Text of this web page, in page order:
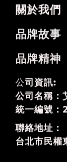
關於我們
品牌故事
品牌精神
公司資訊:
公司名稱：
統一編號
聯絡地址：
台北市民權